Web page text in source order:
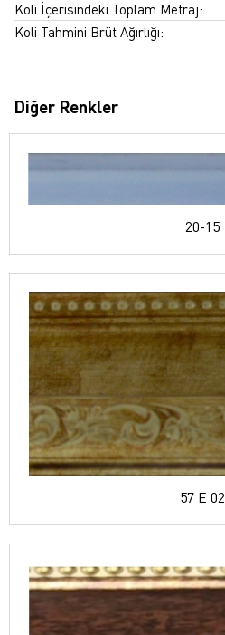
Koli İçerisindeki Toplam Metraj:
Koli Tahmini Brüt Ağırlığı:
Diğer Renkler
20-15
57 E 02